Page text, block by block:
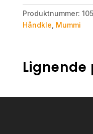
Produktnummer:
Håndkle Mummi